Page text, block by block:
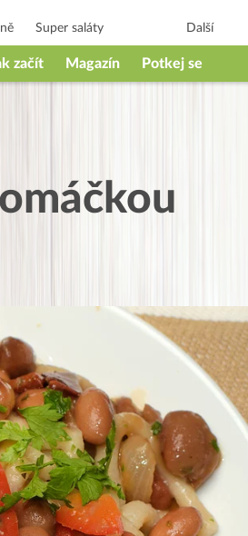
Super saláty Další
začít Magazín Potkej se